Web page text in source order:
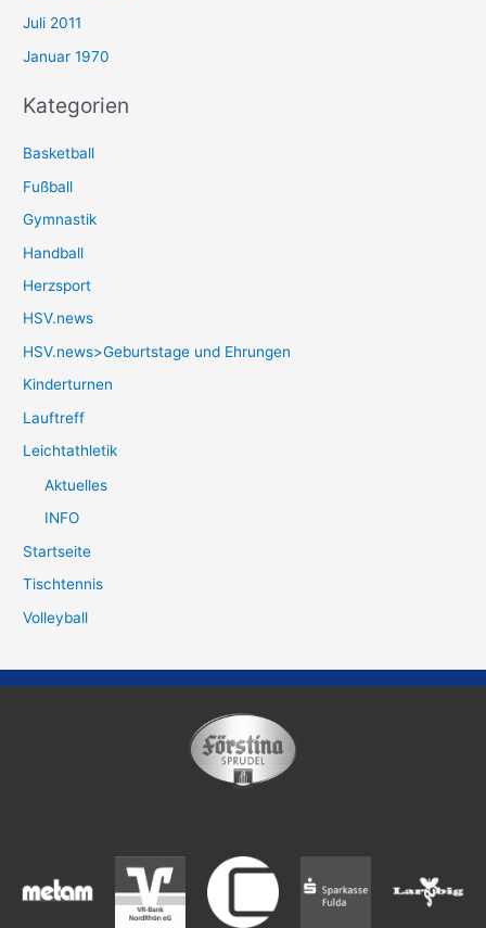
Juli 2011
Januar 1970
Kategorien
Basketball
Fußball
Gymnastik
Handball
Herzsport
HSV.news
HSV.news>Geburtstage und Ehrungen
Kinderturnen
Lauftreff
Leichtathletik
Aktuelles
INFO
Startseite
Tischtennis
Volleyball